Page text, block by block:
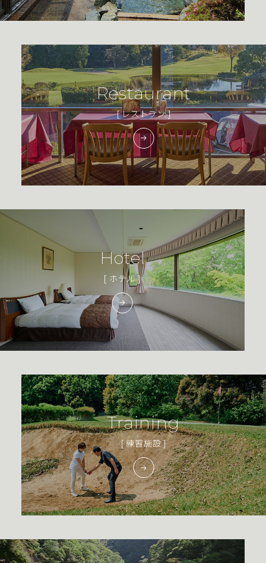
Restaurant
[ レストラン ]
Hotel
[ ホテル ]
Training
[ 練習施設 ]